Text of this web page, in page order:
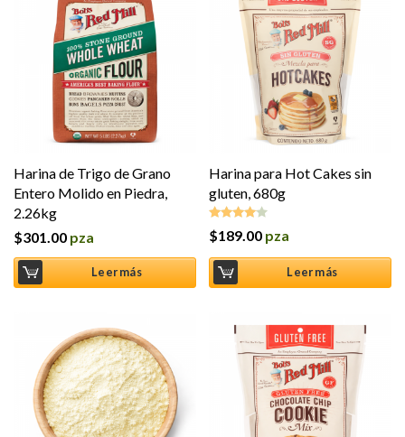
Harina de Trigo de Grano
Entero Molido en Piedra,
2.26kg
$301.00 pza
Leer más
Harina para Hot Cakes sin
gluten, 680g
Valorado
de 5
$189.00 pza
Leer más